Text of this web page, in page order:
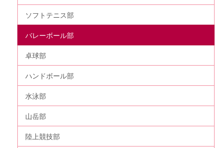
ソフトテニス部
バレーボール部
卓球部
ハンドボール部
水泳部
山岳部
陸上競技部